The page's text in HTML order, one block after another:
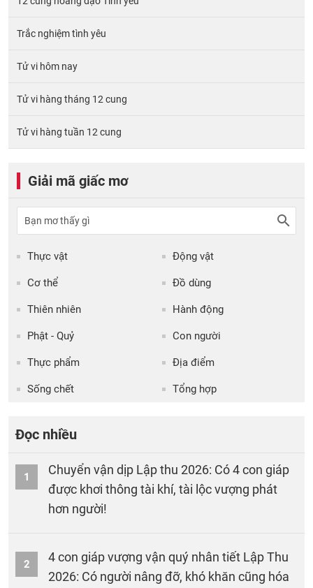
Trắc nghiệm tình yêu
Tử vi hôm nay
Tử vi hàng tháng 12 cung
Tử vi hàng tuần 12 cung
Giải mã giấc mơ
Thực vật Động vật
Cơ thể Đồ dùng
Thiên nhiên Hành động
Phật - Quỷ Con người
Thực phẩm Địa điểm
Sống chết Tổng hợp
Đọc nhiều
1
Chuyển vận dịp Lập thu 2026: Có 4 con giáp
được khơi thông tài khí, tài lộc vượng phát
hơn người!
2
4 con giáp vượng vận quý nhân tiết Lập Thu
2026: Có người nâng đỡ, khó khăn cũng hóa